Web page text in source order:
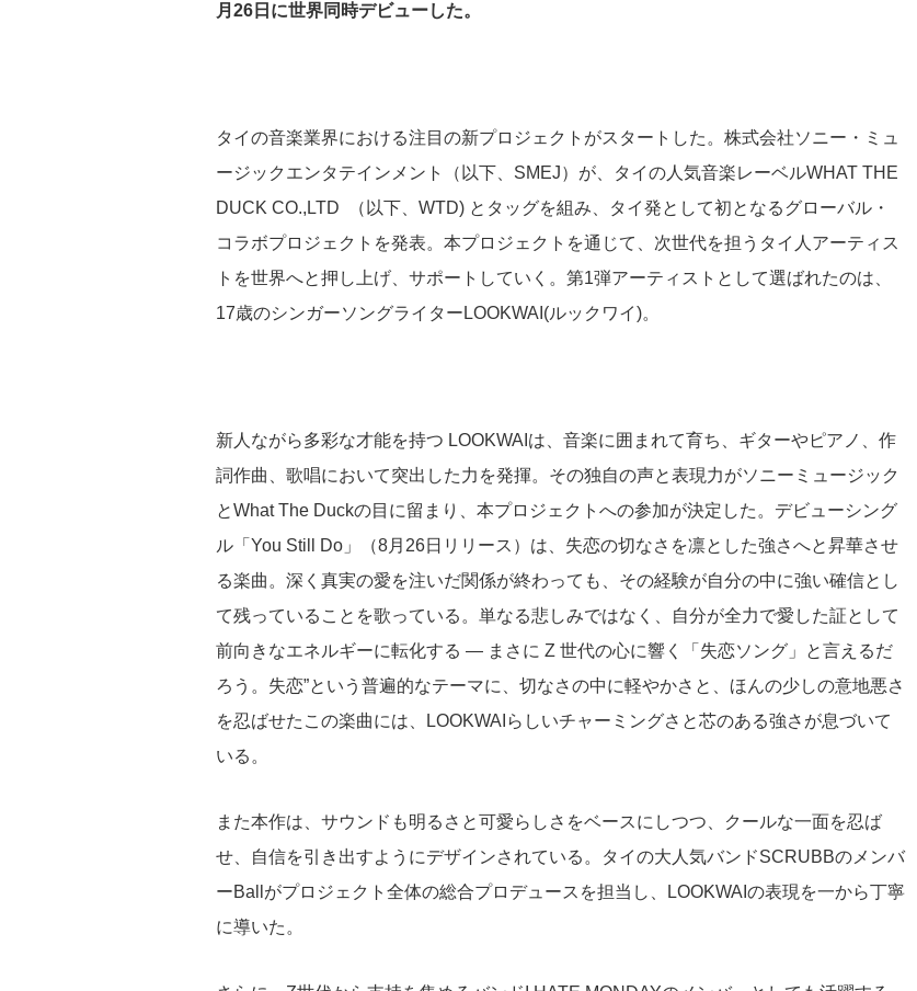
月26日に世界同時デビューした。
タイの音楽業界における注目の新プロジェクトがスタートした。株式会社ソニー・ミュ
ージックエンタテインメント（以下、SMEJ）が、タイの人気音楽レーベルWHAT THE
DUCK CO.,LTD （以下、WTD) とタッグを組み、タイ発として初となるグローバル・
コラボプロジェクトを発表。本プロジェクトを通じて、次世代を担うタイ人アーティス
トを世界へと押し上げ、サポートしていく。第1弾アーティストとして選ばれたのは、
17歳のシンガーソングライターLOOKWAI(ルックワイ)。
新人ながら多彩な才能を持つ LOOKWAIは、音楽に囲まれて育ち、ギターやピアノ、作
詞作曲、歌唱において突出した力を発揮。その独自の声と表現力がソニーミュージック
とWhat The Duckの目に留まり、本プロジェクトへの参加が決定した。デビューシング
ル「You Still Do」（8月26日リリース）は、失恋の切なさを凛とした強さへと昇華させ
る楽曲。深く真実の愛を注いだ関係が終わっても、その経験が自分の中に強い確信とし
て残っていることを歌っている。単なる悲しみではなく、自分が全力で愛した証として
前向きなエネルギーに転化する ― まさに Z 世代の心に響く「失恋ソング」と言えるだ
ろう。失恋”という普遍的なテーマに、切なさの中に軽やかさと、ほんの少しの意地悪さ
を忍ばせたこの楽曲には、LOOKWAIらしいチャーミングさと芯のある強さが息づいて
いる。
また本作は、サウンドも明るさと可愛らしさをベースにしつつ、クールな一面を忍ば
せ、自信を引き出すようにデザインされている。タイの大人気バンドSCRUBBのメンバ
ーBallがプロジェクト全体の総合プロデュースを担当し、LOOKWAIの表現を一から丁寧
に導いた。